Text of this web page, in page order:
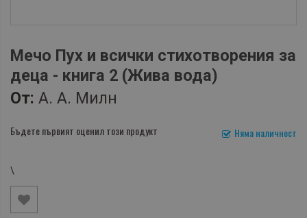
Мечо Пух и всички стихотворения за
деца - книга 2 (Жива вода)
От: А. А. Милн
Няма наличност
Бъдете първият оценил този продукт
\